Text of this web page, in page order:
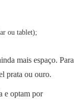
ou tablet);
mais espaço. Para
prata ou ouro.
e optam por